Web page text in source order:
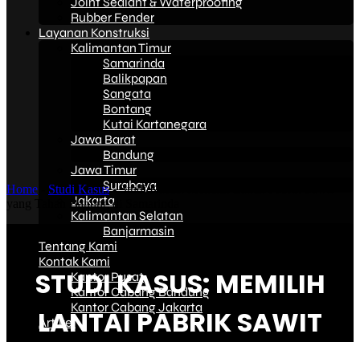
Rubber Fender
Layanan Konstruksi
Kalimantan Timur
Samarinda
Balikpapan
Sangata
Bontang
Kutai Kartanegara
Jawa Barat
Bandung
Jawa Timur
Surabaya
Jakarta
Kalimantan Selatan
Banjarmasin
Tentang Kami
Kontak Kami
Kantor Pusat
Kantor Cabang Bandung
Kantor Cabang Jakarta
Artikel
Home Studi Kasus-Studi Kasus: Memilih Lantai Pabrik Sawit
yang Tahan Banting di Samarinda
STUDI KASUS: MEMILIH
LANTAI PABRIK SAWIT